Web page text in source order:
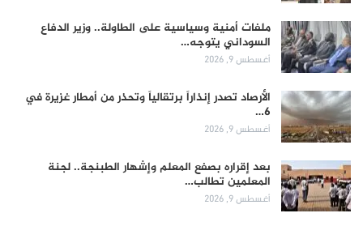
ملفات أمنية وسياسية على الطاولة.. وزير الدفاع
السوداني يتوجه…
أغسطس 9, 2026
الأرصاد تصدر إنذاراً برتقالياً وتحذر من أمطار غزيرة في
6…
أغسطس 9, 2026
بعد إقراره بصفع المعلم وإشهار الطبنجة.. لجنة
المعلمين تطالب…
أغسطس 9, 2026